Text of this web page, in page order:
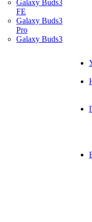
Galaxy Buds3
FE
Galaxy Buds3
Pro
Galaxy Buds3